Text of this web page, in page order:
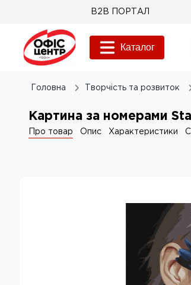
B2B ПОРТАЛ
Каталог
Головна Творчість та розвиток
Картина за номерами
Про товар Опис Характеристики